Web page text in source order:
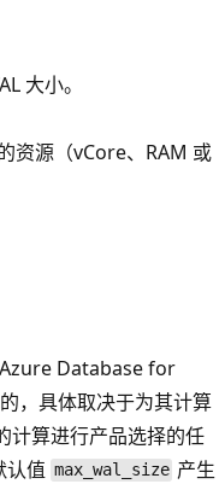
大小。
资源（vCore、RAM 或
Database for
，具体取决于为其计算
计算进行产品选择的任
认值 max_wal_size 产生